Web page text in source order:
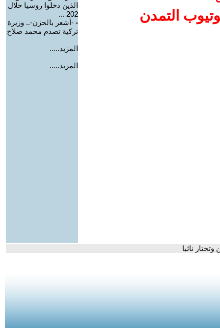
التمدن
الذين دخلوا روسيا خلال
202 ...
- -أشعر بالحزن-.. وزيرة
تركية تصدم محمد صلاح
المزيد.....
المزيد.....
نائبا